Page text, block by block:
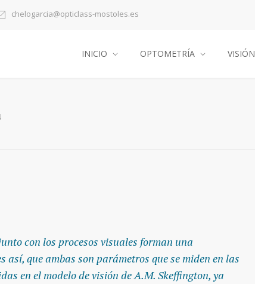
chelogarcia@opticlass-mostoles.es
INICIO OPTOMETRÍA VISIÓN
con los procesos visuales forman una
que ambas son parámetros que se miden en las
en el modelo de visión de A.M. Skeffington, ya